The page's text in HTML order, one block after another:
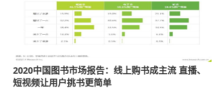
2020中国图书市场报告：线上购书成主流 直播、
短视频让用户挑书更简单